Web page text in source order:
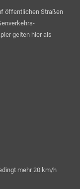
öffentlichen Straßen
gelten hier als
mehr 20 km/h